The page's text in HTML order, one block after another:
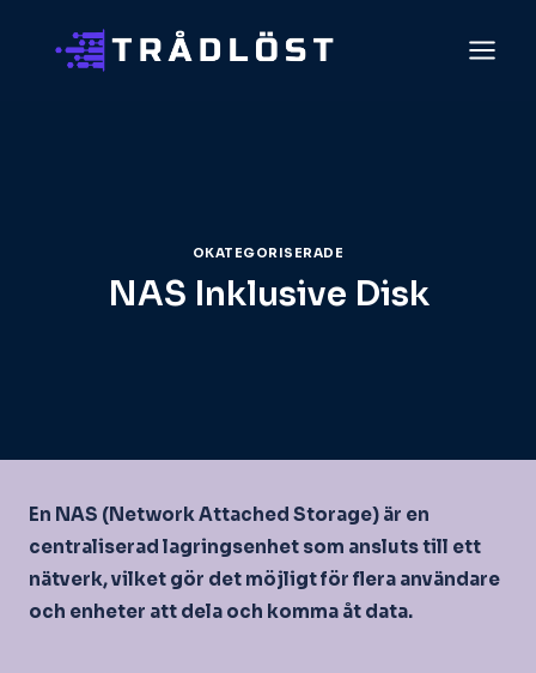
OKATEGORISERADE
NAS Inklusive Disk
En NAS (Network Attached Storage) är en
centraliserad lagringsenhet som ansluts till ett
nätverk, vilket gör det möjligt för flera användare
och enheter att dela och komma åt data.